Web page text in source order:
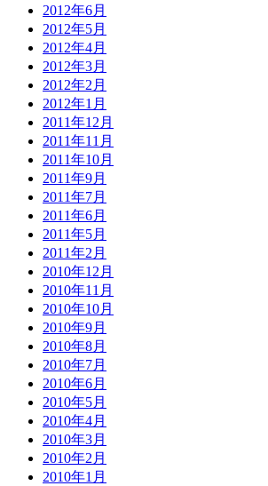
2012年6月
2012年5月
2012年4月
2012年3月
2012年2月
2012年1月
2011年12月
2011年11月
2011年10月
2011年9月
2011年7月
2011年6月
2011年5月
2011年2月
2010年12月
2010年11月
2010年10月
2010年9月
2010年8月
2010年7月
2010年6月
2010年5月
2010年4月
2010年3月
2010年2月
2010年1月